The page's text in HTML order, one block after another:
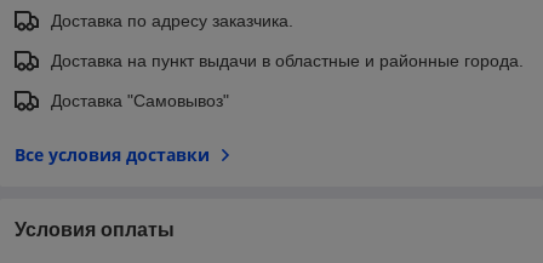
Доставка по адресу заказчика.
Доставка на пункт выдачи в областные и районные города.
Доставка "Самовывоз"
Все условия доставки
Условия оплаты